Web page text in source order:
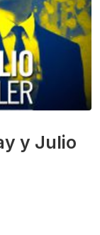
y Julio